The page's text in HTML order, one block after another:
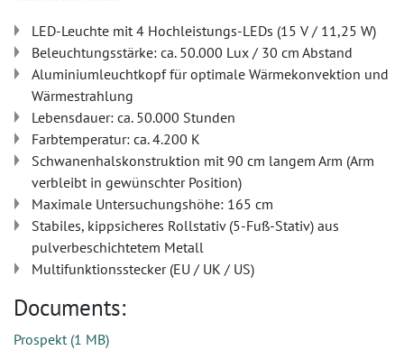
LED-Leuchte mit 4 Hochleistungs-LEDs (15 V / 11,25 W)
Beleuchtungsstärke: ca. 50.000 Lux / 30 cm Abstand
Aluminiumleuchtkopf für optimale Wärmekonvektion und
Wärmestrahlung
Lebensdauer: ca. 50.000 Stunden
Farbtemperatur: ca. 4.200 K
Schwanenhalskonstruktion mit 90 cm langem Arm (Arm
verbleibt in gewünschter Position)
Maximale Untersuchungshöhe: 165 cm
Stabiles, kippsicheres Rollstativ (5-Fuß-Stativ) aus
pulverbeschichtetem Metall
Multifunktionsstecker (EU / UK / US)
Documents:
Prospekt(1 MB)